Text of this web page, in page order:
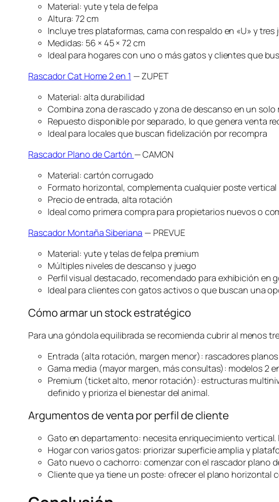
Material: yute y tela de felpa
Altura: 72 cm
Incluye tres plataformas, cama con respaldo en «U» y
Medidas: 56 × 45 × 72 cm
Ideal para hogares con uno o más gatos y clientes que
Rascador Cat Home 2 en 1 — ZUPET
Material: alta durabilidad
Combina zona de rascado y zona de descanso en un solo
Repuesto disponible por separado, lo que genera venta
Ideal para locales que buscan fidelización por recompra
Rascador Plano de Cartón — CAMON
Material: cartón corrugado
Formato horizontal, complementa cualquier poste vertical
Precio de entrada, alta rotación
Ideal como primera compra para propietarios nuevos o
Rascador Montaña Siberiana — PREVUE
Material: yute y telas de felpa premium
Múltiples niveles de descanso y juego
Perfil visual destacado, recomendado para exhibición en
Ideal para clientes con gatos activos o que buscan una
Cómo armar un stock estratégico
Para una góndola equilibrada se recomienda cubrir al menos
Entrada (alta rotación, margen menor): rascadores
Gama media (mayor margen, más consultas): modelos 2
Premium (ticket alto, menor rotación): estructuras
definido y prioriza el bienestar del animal.
Argumentos de venta por perfil de cliente
Gato en departamento: necesita enriquecimiento vertical.
Hogar con varios gatos: priorizar superficie amplia y
Gato nuevo o cachorro: comenzar con el rascador plano
Cliente que ya tiene un poste: ofrecer el plano horizontal